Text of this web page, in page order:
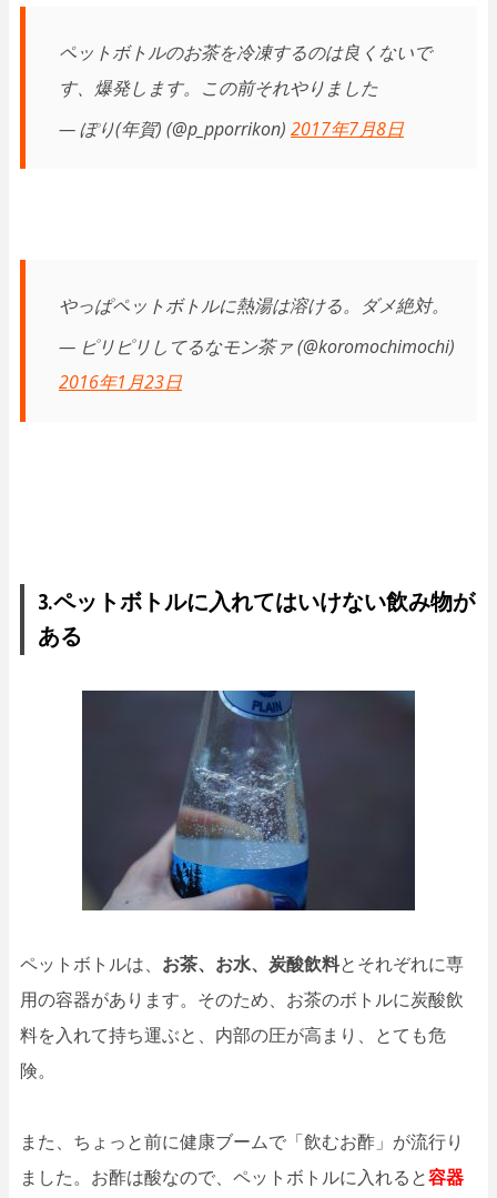
ペットボトルのお茶を冷凍するのは良くないで
す、爆発します。この前それやりました
— ぽり(年賀) (@p_pporrikon) 2017年7月8日
やっぱペットボトルに熱湯は溶ける。ダメ絶対。
— ピリピリしてるなモン茶ァ (@koromochimochi)
2016年1月23日
3.ペットボトルに入れてはいけない飲み物が
ある
ペットボトルは、 お茶、お水、炭酸飲料とそれぞれに専
用の容器があります。そのため、お茶のボトルに炭酸飲
料を入れて持ち運ぶと、内部の圧が高まり、とても危
険。
また、ちょっと前に健康ブームで「飲むお酢」が流行り
ました。お酢は酸なので、ペットボトルに入れると容器